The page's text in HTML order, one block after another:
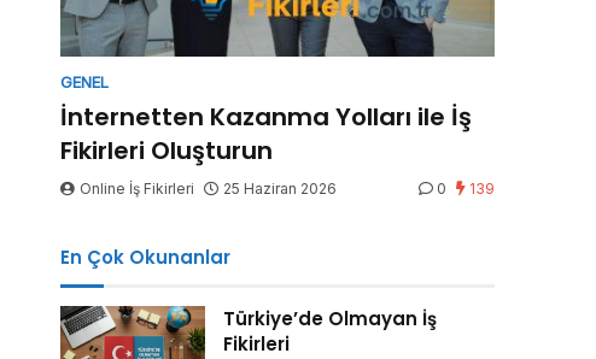
GENEL
İnternetten Kazanma Yolları ile İş
Fikirleri Oluşturun
Online İş Fikirleri 25 Haziran 2026 0 139
En Çok Okunanlar
Türkiye’de Olmayan İş
Fikirleri